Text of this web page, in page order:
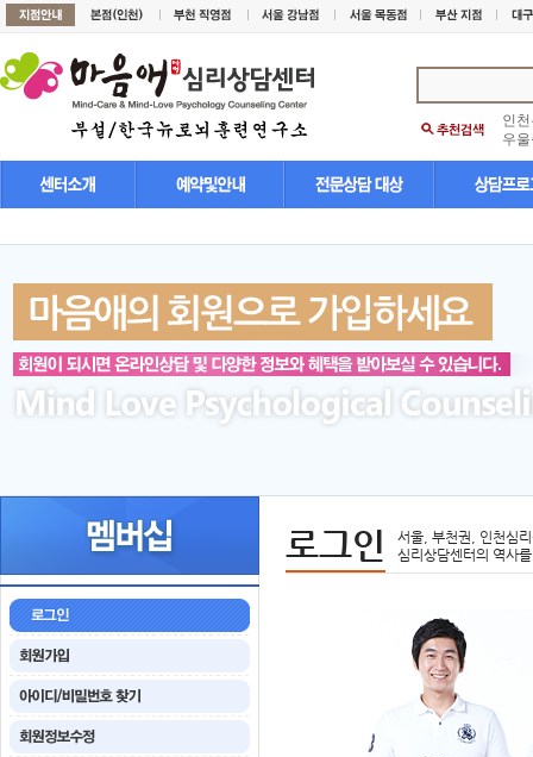
인
우
로그인
서울, 부천권, 인천심
심리상담센터의 역사